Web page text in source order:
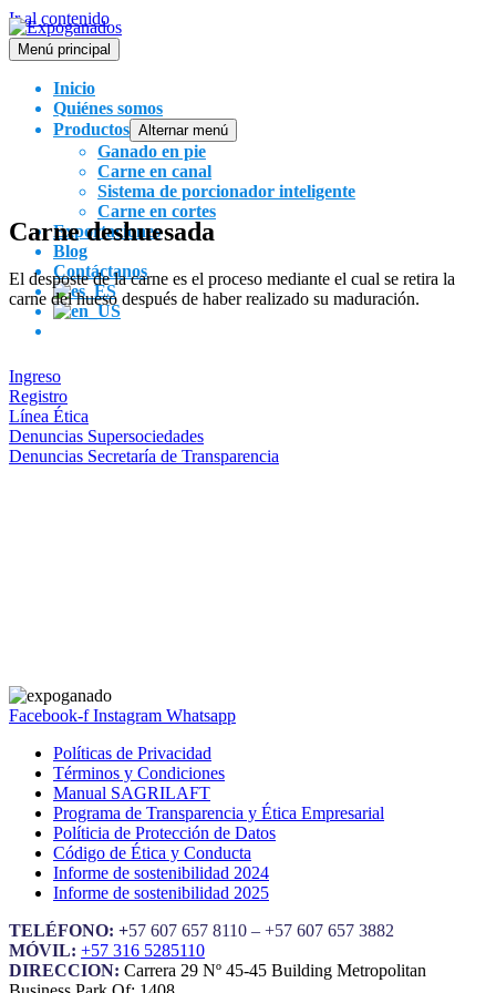
Ir al contenido
Menú principal
Inicio
Quiénes somos
Productos Alternar menú
Ganado en pie
Carne en canal
Sistema de porcionador inteligente
Carne en cortes
Exportaciones
Blog
Contáctanos
Carne deshuesada
El desposte de la carne es el proceso mediante el cual se retira la
carne del hueso después de haber realizado su maduración.
Ingreso
Registro
Línea Ética
Denuncias Supersociedades
Denuncias Secretaría de Transparencia
Facebook-f Instagram Whatsapp
Políticas de Privacidad
Términos y Condiciones
Manual SAGRILAFT
Programa de Transparencia y Ética Empresarial
Políticia de Protección de Datos
Código de Ética y Conducta
Informe de sostenibilidad 2024
Informe de sostenibilidad 2025
TELÉFONO: +57 607 657 8110 – +57 607 657 3882
MÓVIL: +57 316 5285110
DIRECCION: Carrera 29 Nº 45-45 Building Metropolitan